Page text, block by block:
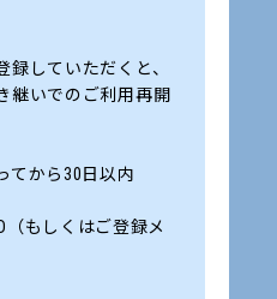
録していただくと、
継いでのご利用再開
てから30日以内
（もしくはご登録メ